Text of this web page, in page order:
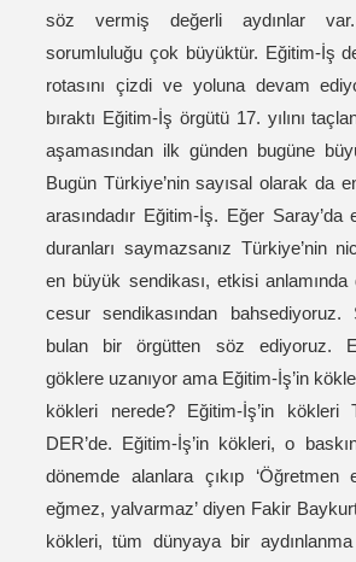
söz vermiş değerli aydınlar
sorumluluğu çok büyüktür. Eğitim-İş
rotasını çizdi ve yoluna devam
bıraktı Eğitim-İş örgütü 17. yılını
aşamasından ilk günden bugüne
Bugün Türkiye’nin sayısal olarak da
arasındadır Eğitim-İş. Eğer
duranları saymazsanız Türkiye’nin
en büyük sendikası, etkisi anlamında
cesur sendikasından bahsediyoruz.
bulan bir örgütten söz ediyoruz.
göklere uzanıyor ama Eğitim-İş’in
kökleri nerede? Eğitim-İş’in kökleri
DER’de. Eğitim-İş’in kökleri, o
dönemde alanlara çıkıp
eğmez, yalvarmaz’ diyen Fakir
kökleri, tüm dünyaya bir